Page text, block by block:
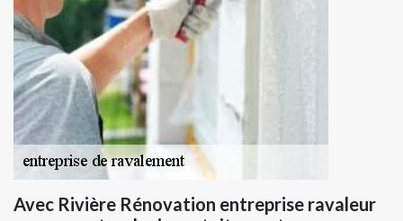
Avec Rivière Rénovation entreprise ravaleur